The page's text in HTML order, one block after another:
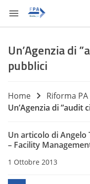
Un’Agenzia di
pubblici
Home Riforma PA
Un’Agenzia di ”audit
Un articolo di Angelo
– Facility
1 Ottobre 2013